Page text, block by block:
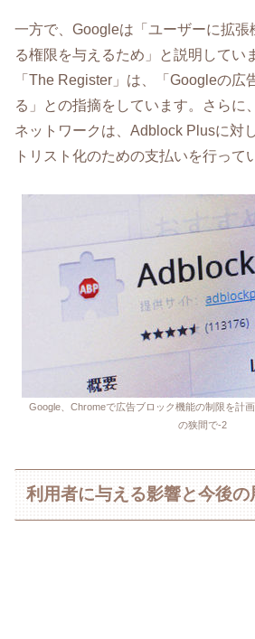
一方で、Googleは「ユーザーに拡張
る権限を与えるため」と説明してい
「The Register」は、「Googleの広
る」との指摘をしています。さらに
ネットワークは、Adblock Plusに対
トリスト化のための支払いを行って
Google、Chromeで広告ブロック機能の制限を計
の狭間で-2
利用者に与える影響と今後の